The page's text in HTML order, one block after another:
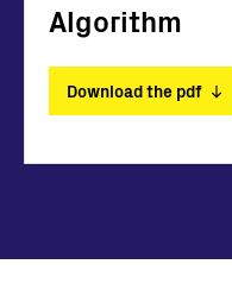
Algorithm
Download the pdf